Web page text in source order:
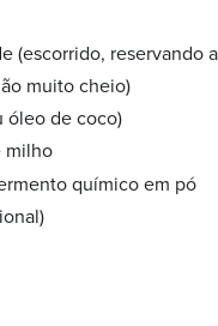
(escorrido, reservando
muito cheio)
óleo de coco)
milho
químico em pó